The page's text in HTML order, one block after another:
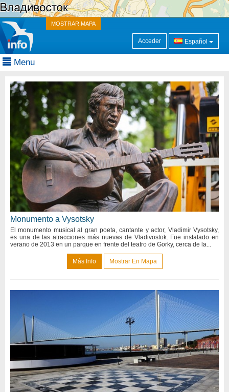
MOSTRAR MAPA
Acceder Español
Menu
Monumento a Vysotsky
El monumento musical al gran poeta, cantante y actor, Vladimir Vysotsky,
es una de las atracciones más nuevas de Vladivostok. Fue instalado en
verano de 2013 en un parque en frente del teatro de Gorky, cerca de la...
Más Info Mostrar En Mapa